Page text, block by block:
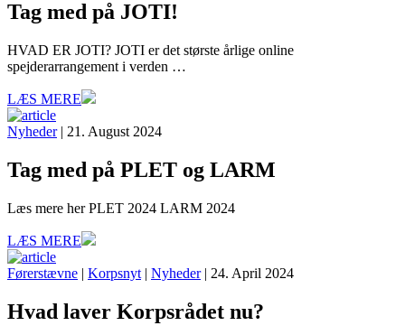
Tag med på JOTI!
HVAD ER JOTI? JOTI er det største årlige online
spejderarrangement i verden …
LÆS MERE
Nyheder| 21. August 2024
Tag med på PLET og LARM
Læs mere her PLET 2024 LARM 2024
LÆS MERE
Førerstævne | Korpsnyt | Nyheder| 24. April 2024
Hvad laver Korpsrådet nu?